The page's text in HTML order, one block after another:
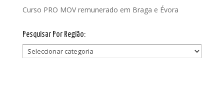
Curso PRO MOV remunerado em Braga e Évora
Pesquisar Por Região:
Pesquisar
Por